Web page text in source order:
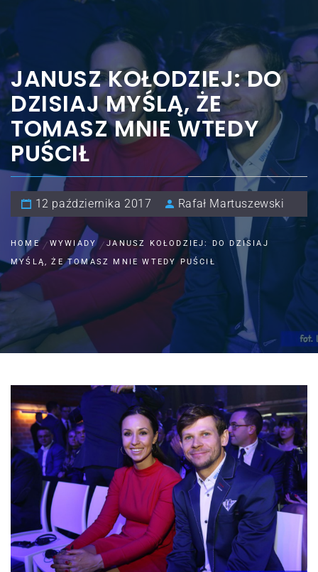
JANUSZ KOŁODZIEJ: DO
DZISIAJ MYŚLĄ, ŻE
TOMASZ MNIE WTEDY
PUŚCIŁ
12 października 2017 Rafał Martuszewski
HOME WYWIADY
JANUSZ KOŁODZIEJ: DO DZISIAJ
MYŚLĄ, ŻE TOMASZ MNIE WTEDY PUŚCIŁ